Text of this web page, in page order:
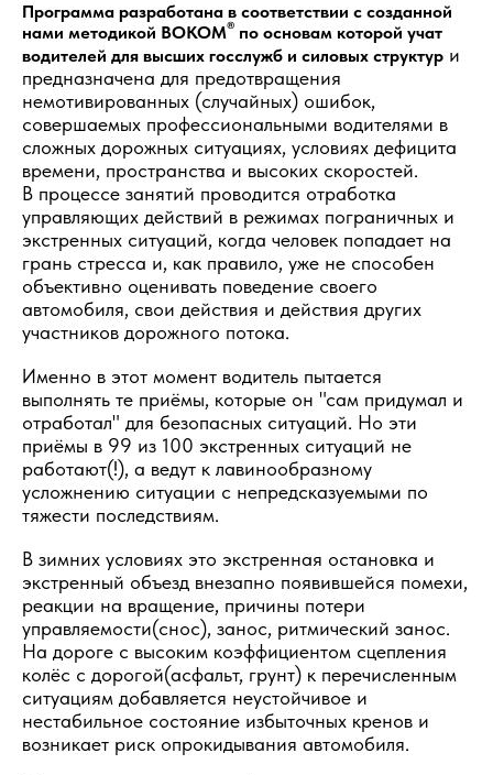
Программа разработана в соответствии с созданной
нами методикой ВОКОМ® по основам которой учат
водителей для высших госслужб и силовых структур и
предназначена для предотвращения
немотивированных (случайных) ошибок,
совершаемых профессиональными водителями в
сложных дорожных ситуациях, условиях дефицита
времени, пространства и высоких скоростей.
В процессе занятий проводится отработка
управляющих действий в режимах пограничных и
экстренных ситуаций, когда человек попадает на
грань стресса и, как правило, уже не способен
объективно оценивать поведение своего
автомобиля, свои действия и действия других
участников дорожного потока.
Именно в этот момент водитель пытается
выполнять те приёмы, которые он "сам придумал и
отработал" для безопасных ситуаций. Но эти
приёмы в 99 из 100 экстренных ситуаций не
работают(!), а ведут к лавинообразному
усложнению ситуации с непредсказуемыми по
тяжести последствиям.
В зимних условиях это экстренная остановка и
экстренный объезд внезапно появившейся помехи,
реакции на вращение, причины потери
управляемости(снос), занос, ритмический занос.
На дороге с высоким коэффициентом сцепления
колёс с дорогой(асфальт, грунт) к перечисленным
ситуациям добавляется неустойчивое и
нестабильное состояние избыточных кренов и
возникает риск опрокидывания автомобиля.